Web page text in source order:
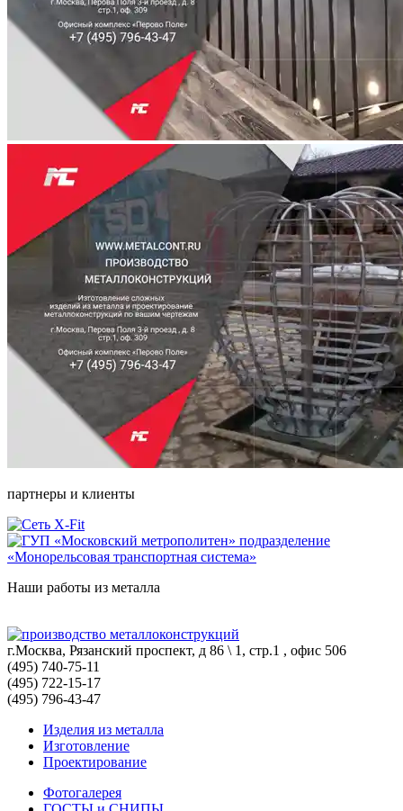
партнеры и клиенты
Наши работы из металла
г.Москва, Рязанский проспект, д 86 \ 1, стр.1 , офис 506
(495) 740-75-11
(495) 722-15-17
(495) 796-43-47
Изделия из металла
Изготовление
Проектирование
Фотогалерея